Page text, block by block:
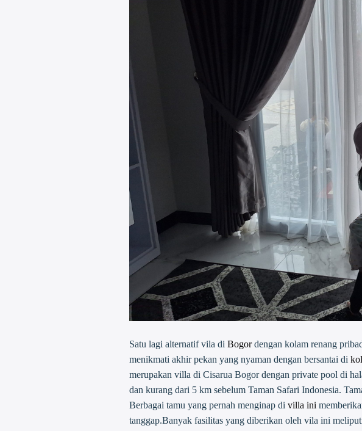
Satu lagi alternatif vila di Bogordengan kolam renang
menikmati akhir pekan yang nyaman dengan bersantai di
merupakan villa di Cisarua Bogor dengan private pool di
dan kurang dari 5 km sebelum Taman Safari Indonesia.
Berbagai tamu yang pernah menginap di villa ini
tanggap.Banyak fasilitas yang diberikan oleh vila ini